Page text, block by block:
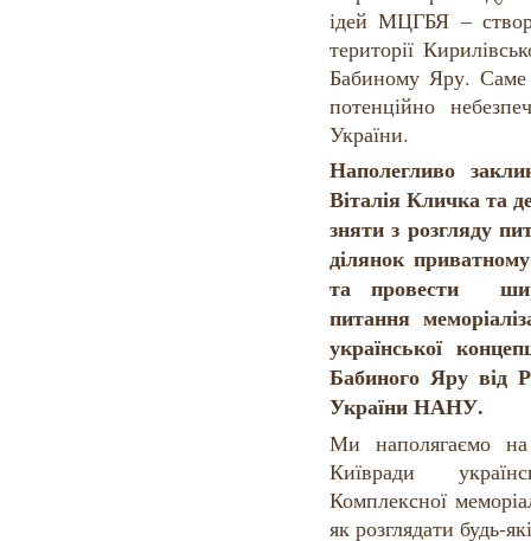
ідей МЦГБЯ –
території
Бабиному Яру. Саме
потенційно
України.
Наполегливо
Віталія Кличка та
зняти з розгляду
ділянок
та провести
питання
української
Бабиного Яру від
України НАНУ.
Ми наполягаємо на
Київради
Комплексної
як розглядати будь-